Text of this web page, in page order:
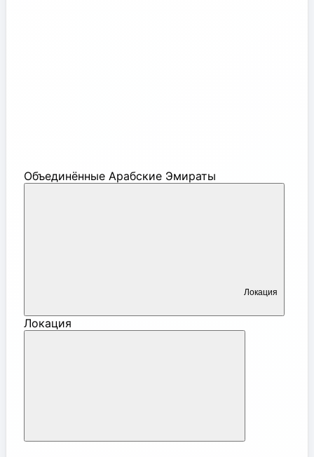
Объединённые Арабские Эмираты
Локация
Локация